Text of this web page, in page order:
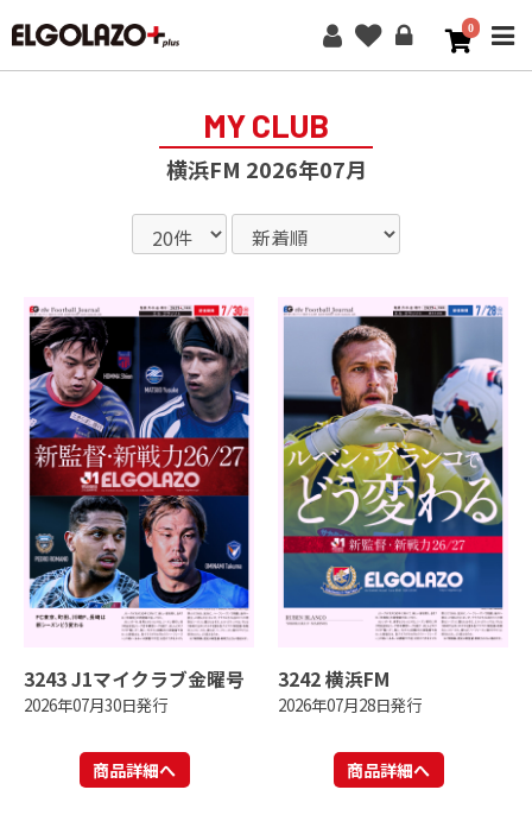
0
MY CLUB
横浜FM 2026年07月
3243 J1マイクラブ金曜号
2026年07月30日発行
商品詳細へ
3242 横浜FM
2026年07月28日発行
商品詳細へ